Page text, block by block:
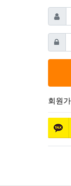
아이디
비밀
회원